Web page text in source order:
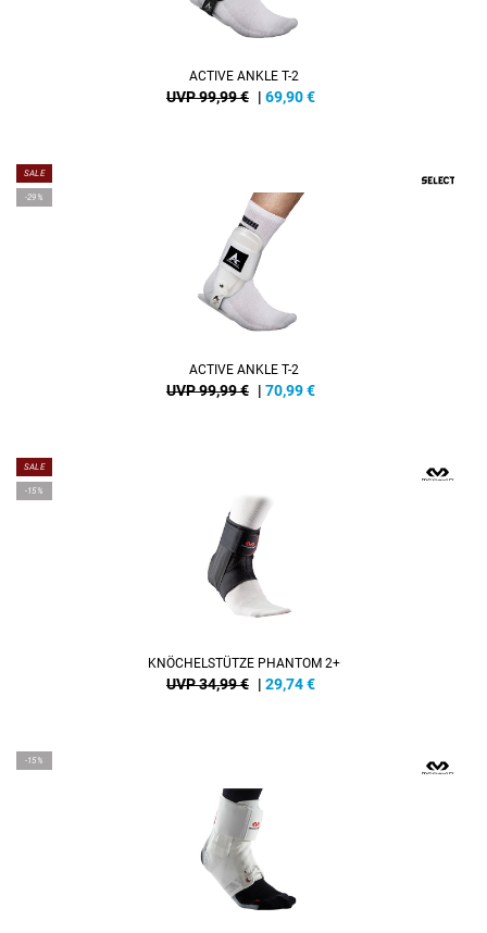
ACTIVE ANKLE T-2
UVP 99,99 € | 69,90€
SALE
-29%
ACTIVE ANKLE T-2
UVP 99,99 € | 70,99€
SALE
-15%
KNÖCHELSTÜTZE PHANTOM 2+
UVP 34,99 € | 29,74€
-15%